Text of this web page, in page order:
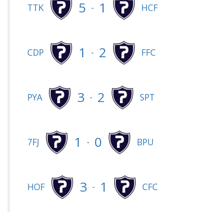
TTK 5 - 1 HCF
CDP 1 - 2 FFC
PYA 3 - 2 SPT
7FJ 1 - 0 BPU
HOF 3 - 1 CFC